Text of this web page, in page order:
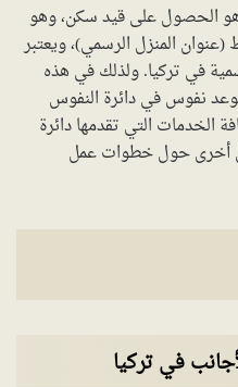
هو الحصول على قيد سكن، وهو
(عنوان المنزل الرسمي)، ويعتبر
في تركيا. ولذلك في هذه
نفوس في دائرة النفوس
الخدمات التي تقدمها دائرة
أخرى حول خطوات عمل
في تركيا